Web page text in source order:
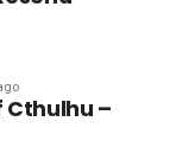
Cthulhu –